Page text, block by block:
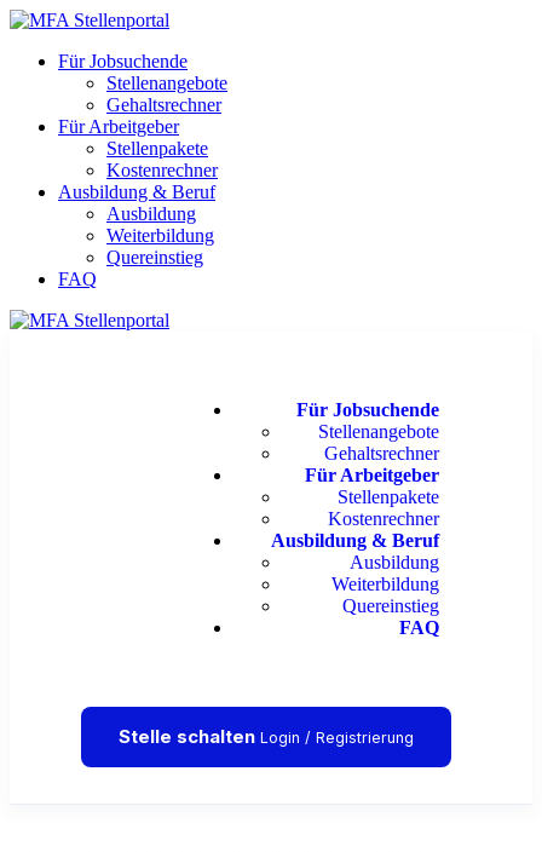
Für Jobsuchende
Stellenangebote
Gehaltsrechner
Für Arbeitgeber
Stellenpakete
Kostenrechner
Ausbildung & Beruf
Ausbildung
Weiterbildung
Quereinstieg
FAQ
Für Jobsuchende
Stellenangebote
Gehaltsrechner
Für Arbeitgeber
Stellenpakete
Kostenrechner
Ausbildung & Beruf
Ausbildung
Weiterbildung
Quereinstieg
FAQ
Stelle schalten Login / Registrierung